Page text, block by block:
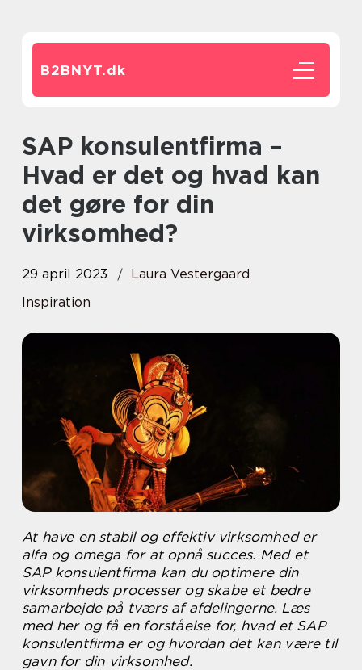
B2BNYT.dk
SAP konsulentfirma –
Hvad er det og hvad kan
det gøre for din
virksomhed?
29 april 2023
Laura Vestergaard
Inspiration
At have en stabil og effektiv virksomhed er
alfa og omega for at opnå succes. Med et
SAP konsulentfirma kan du optimere din
virksomheds processer og skabe et bedre
samarbejde på tværs af afdelingerne. Læs
med her og få en forståelse for, hvad et SAP
konsulentfirma er og hvordan det kan være til
gavn for din virksomhed.